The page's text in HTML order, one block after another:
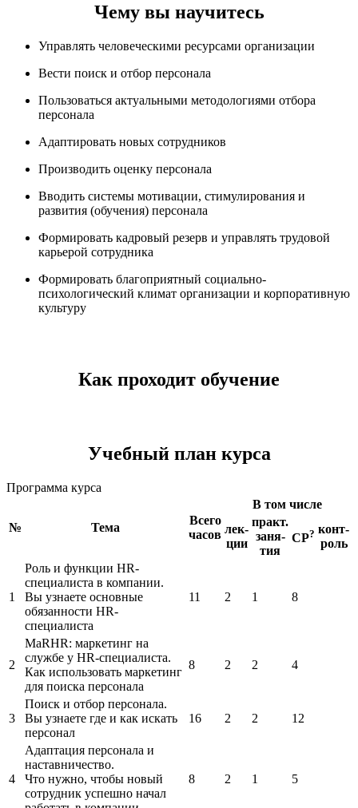
Чему вы научитесь
Управлять человеческими ресурсами организации
Вести поиск и отбор персонала
Пользоваться актуальными методологиями отбора
персонала
Адаптировать новых сотрудников
Производить оценку персонала
Вводить системы мотивации, стимулирования и
развития (обучения) персонала
Формировать кадровый резерв и управлять трудовой
карьерой сотрудника
Формировать благоприятный социально-
психологический климат организации и корпоративную
культуру
Как проходит обучение
Учебный план курса
Программа курса
№ Тема
Всего
часов
В том числе
лек-
ции
практ.
заня-
тия
СР? конт-
роль
1
Роль и функции HR-
специалиста в компании.
Вы узнаете основные
обязанности HR-
специалиста
11 2 1 8
2
MaRHR: маркетинг на
службе у HR-специалиста.
Как использовать маркетинг
для поиска персонала
8 2 2 4
3
Поиск и отбор персонала.
Вы узнаете где и как искать
персонал
16 2 2 12
4
Адаптация персонала и
наставничество.
Что нужно, чтобы новый
сотрудник успешно начал
8 2 1 5